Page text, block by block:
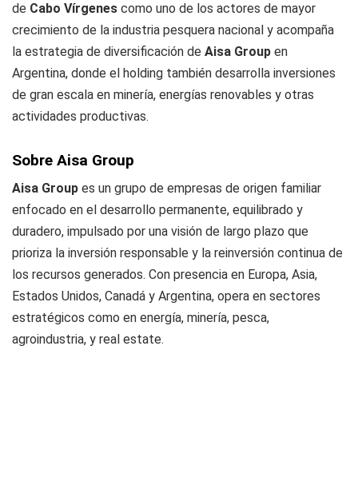
de Cabo Vírgenes como uno de los actores de mayor
crecimiento de la industria pesquera nacional y acompaña
la estrategia de diversificación de Aisa Group en
Argentina, donde el holding también desarrolla inversiones
de gran escala en minería, energías renovables y otras
actividades productivas.
Sobre Aisa Group
Aisa Group es un grupo de empresas de origen familiar
enfocado en el desarrollo permanente, equilibrado y
duradero, impulsado por una visión de largo plazo que
prioriza la inversión responsable y la reinversión continua de
los recursos generados. Con presencia en Europa, Asia,
Estados Unidos, Canadá y Argentina, opera en sectores
estratégicos como en energía, minería, pesca,
agroindustria, y real estate.